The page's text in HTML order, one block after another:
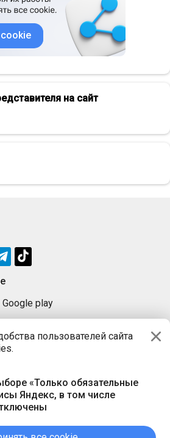
пользователей сайта
«Только обязательные
Яндекс, в том числе
на сайт
Google play
ООО «ПРАЦА БАЙ»
г. Минск, пр-т Независимости